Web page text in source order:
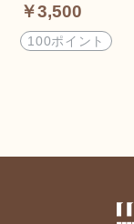
￥3,500
100ポイント